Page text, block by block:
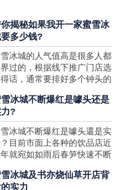
揭秘如果我开一家蜜雪冰
多少钱?
冰城的人气值高是很多人都
过的，根据线下推广门店选
话，通常要排好多个钟头的
排长队，为的便是那一杯令
念的蜜雪冰城。顾客喜爱的
，投资者为什么会看不见在
的创业商机呢?许多投资者
了解我开一家蜜雪冰城要多
?....
冰城不断爆红是噱头还是
?
冰城不断爆红是噱头還是实
目前市面上各种的饮品店近
就宛如如雨后春笋快速不断
营不小心便会被取代，由于
冰城及书亦烧仙草开店背
实力